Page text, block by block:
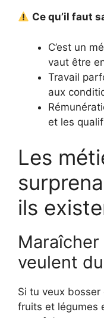
Ce qu’il faut
C’est un
vaut être
Travail
aux
et les
Les
ils
veulent
Si tu veux
fruits et légumes